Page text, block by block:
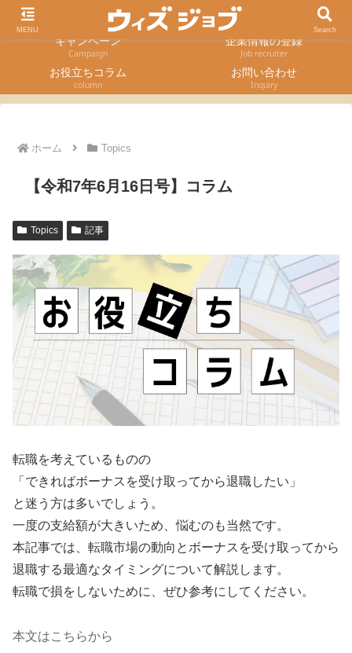
Job Search
採用エントリー
キャンペーン
Campaign
企業情報の登録
Job recruiter
お役立ちコラム
column
お問い合わせ
Inquiry
ホーム Topics
【令和7年6月16日号】コラム
Topics 記事
転職を考えているものの
「できればボーナスを受け取ってから退職したい」
と迷う方は多いでしょう。
一度の支給額が大きいため、悩むのも当然です。
本記事では、転職市場の動向とボーナスを受け取ってから
退職する最適なタイミングについて解説します。
転職で損をしないために、ぜひ参考にしてください。
本文はこちらから
MENU Search